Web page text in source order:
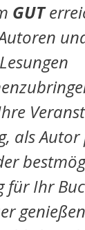
GUT
als
für Ihr